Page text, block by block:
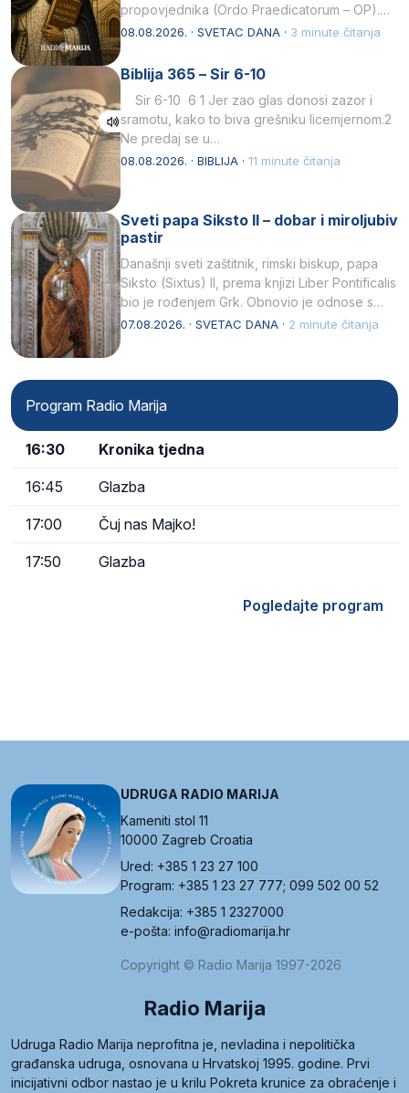
propovjednika (Ordo Praedicatorum – OP).
Svojim životom, dubokom ljubavlju prema
08.08.2026. · SVETAC DANA · 3 minute čitanja
Biblija 365 – Sir 6-10
Sir 6-10 6 1 Jer zao glas donosi zazor i
sramotu, kako to biva grešniku licemjernom.2
Ne predaj se u…
08.08.2026. · BIBLIJA · 11 minute čitanja
Sveti papa Siksto II – dobar i miroljubiv
pastir
Današnji sveti zaštitnik, rimski biskup, papa
Siksto (Sixtus) II, prema knjizi Liber Pontificalis
bio je rođenjem Grk. Obnovio je odnose s
afričkim…
07.08.2026. · SVETAC DANA · 2 minute čitanja
Program Radio Marija
16:30 Kronika tjedna
16:45 Glazba
17:00 Čuj nas Majko!
17:50 Glazba
Pogledajte program
UDRUGA RADIO MARIJA
Kameniti stol 11
10000 Zagreb Croatia
Ured: +385 1 23 27 100
Program: +385 1 23 27 777; 099 502 00 52
Redakcija: +385 1 2327000
e-pošta: info@radiomarija.hr
Copyright © Radio Marija 1997-2026
Radio Marija
Udruga Radio Marija neprofitna je, nevladina i nepolitička
građanska udruga, osnovana u Hrvatskoj 1995. godine. Prvi
inicijativni odbor nastao je u krilu Pokreta krunice za obraćenje i